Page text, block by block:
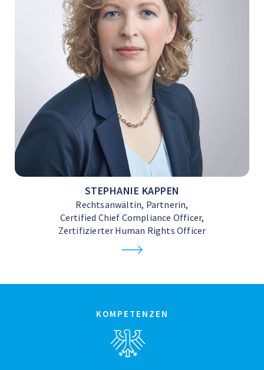
STEPHANIE KAPPEN
Rechtsanwältin, Partnerin,
Certified Chief Compliance Officer,
Zertifizierter Human Rights Officer
KOMPETENZEN